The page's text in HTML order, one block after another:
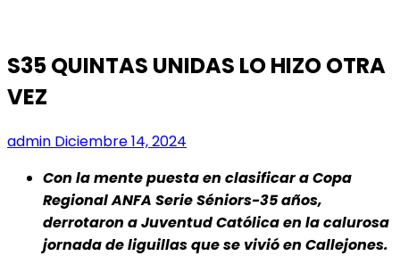
S35 QUINTAS UNIDAS LO HIZO OTRA
VEZ
admin Diciembre 14, 2024
Con la mente puesta en clasificar a Copa
Regional ANFA Serie Séniors-35 años,
derrotaron a Juventud Católica en la calurosa
jornada de liguillas que se vivió en Callejones.